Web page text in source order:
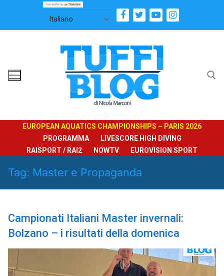
contenuto
EUROPEAN AQUATICS CHAMPIONSHIPS – PARIS 2026
PROGRAMMA
LIVESCORE HIGH DIVING
RAISPORT / RAI2
NOWTV EUROVISION SPORT
Tag: Master e Propaganda
Campionati Italiani Master invernali:
Bolzano – i risultati della domenica